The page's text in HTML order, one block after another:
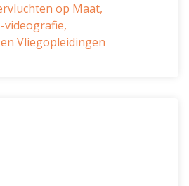
op Maat,
Vliegopleidingen